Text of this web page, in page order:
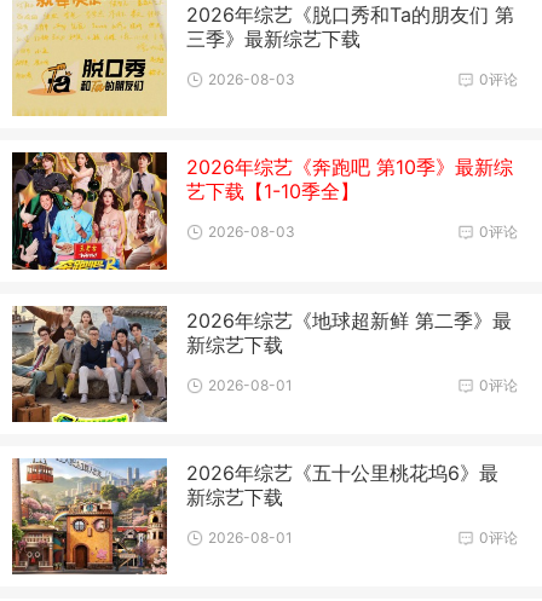
2026年综艺《脱口秀和Ta的朋友们 第
三季》最新综艺下载
0评论
2026-08-03
2026年综艺《奔跑吧 第10季》最新综
艺下载【1-10季全】
0评论
2026-08-03
2026年综艺《地球超新鲜 第二季》最
新综艺下载
0评论
2026-08-01
2026年综艺《五十公里桃花坞6》最
新综艺下载
0评论
2026-08-01